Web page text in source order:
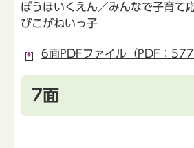
ぼうほいくえん／みんなで子育
びこがねいっ子
6面PDFファイル（PDF：
7面